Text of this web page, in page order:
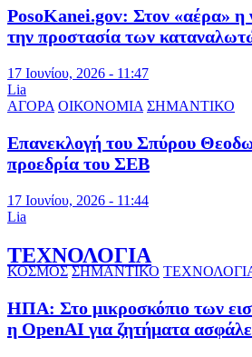
PosoKanei.gov: Στον «αέρα» η
την προστασία των
17 Ιουνίου, 2026 - 11:47
Lia
ΑΓΟΡΑ ΟΙΚΟΝΟΜΙΑ ΣΗΜΑΝΤΙΚΟ
Επανεκλογή του Σπύρου
προεδρία του ΣΕΒ
17 Ιουνίου, 2026 - 11:44
Lia
ΤΕΧΝΟΛΟΓΙΑ
ΚΟΣΜΟΣ ΣΗΜΑΝΤΙΚΟ
ΗΠΑ: Στο μικροσκόπιο των
η OpenAI για ζητήματα